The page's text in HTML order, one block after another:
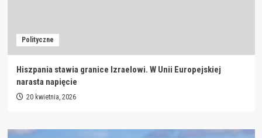
Polityczne
Hiszpania stawia granice Izraelowi. W Unii Europejskiej
narasta napięcie
20 kwietnia, 2026